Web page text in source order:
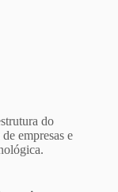
do
empresas e